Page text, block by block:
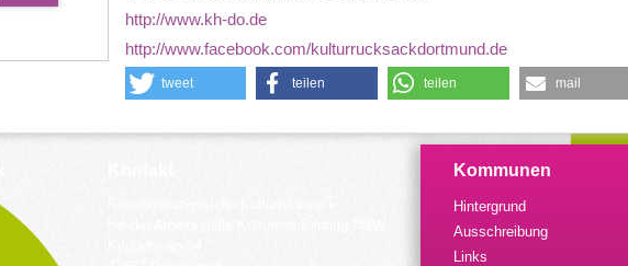
http://www.kh-do.de
http://www.facebook.com/kulturrucksackdortmund.de
tweet teilen teilen mail
Kommunen
Hintergrund
Ausschreibung
Links